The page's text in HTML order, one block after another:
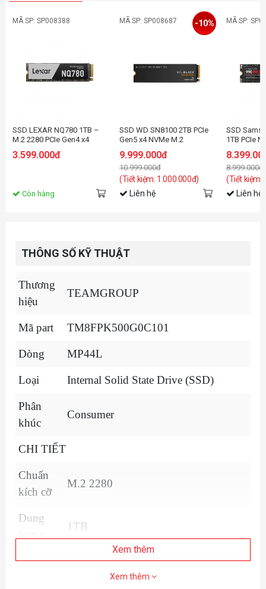
MÃ SP: SP008388
SSD LEXAR NQ780 1TB –
M.2 2280 PCIe Gen4 x4
2500MB/s) -
3.599.000đ
Còn hàng
MÃ SP: SP008687
SSD WD SN8100 2TB PCIe
Gen5 x4 NVMe M.2
9.999.000đ
10.999.000đ
(Tiết kiệm: 1.000.000đ)
-10%
Liên hệ
MÃ SP:
SSD
1TB PCIe
-
8.999.000đ
(Tiết kiệm:
Liên hệ
THÔNG SỐ KỸ THUẬT
Thương
hiệu
TEAMGROUP
Mã part TM8FPK500G0C101
Dòng MP44L
Loại Internal Solid State Drive (SSD)
Phân
khúc
Consumer
CHI TIẾT
Chuẩn
kích cỡ
M.2 2280
Dung
1TB
Giao tiếp NVMe PCIe 4.0 x4
Xem thêm
Xem thêm